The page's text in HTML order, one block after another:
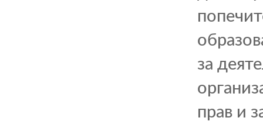
за
прав и